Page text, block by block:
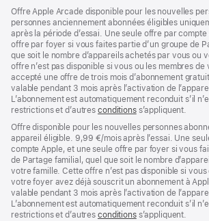
Offre Apple Arcade disponible pour les nouvelles
personnes anciennement abonnées éligibles
après la période d’essai. Une seule offre par
offre par foyer si vous faites partie d’un groupe de
que soit le nombre d’appareils achetés par vous ou
offre n’est pas disponible si vous ou les membres
accepté une offre de trois mois d’abonnement
valable pendant 3 mois après l’activation de
L’abonnement est automatiquement reconduit s’il
restrictions et d’autres conditionss’appliquent.
Offre disponible pour les nouvelles personnes
appareil éligible. 9,99 €/mois après l’essai. Une
compte Apple, et une seule offre par foyer si vous
de Partage familial, quel que soit le nombre
votre famille. Cette offre n’est pas disponible si vous
votre foyer avez déjà souscrit un abonnement à
valable pendant 3 mois après l’activation de
L’abonnement est automatiquement reconduit s’il
restrictions et d’autres conditionss’appliquent.